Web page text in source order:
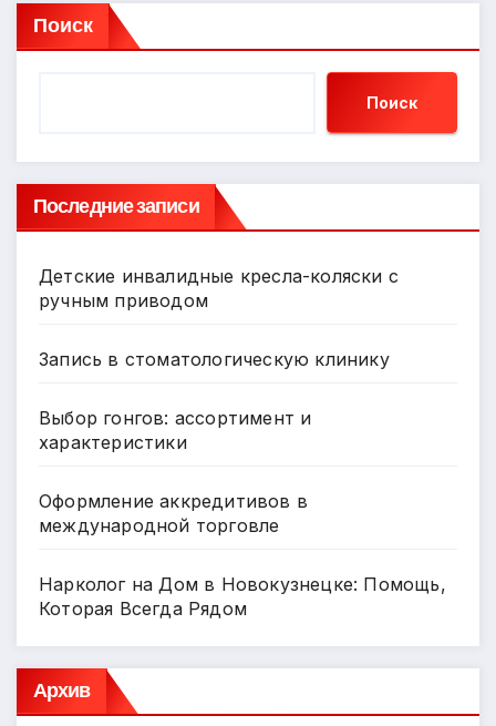
Поиск
Поиск
Последние записи
Детские инвалидные кресла-коляски с
ручным приводом
Запись в стоматологическую клинику
Выбор гонгов: ассортимент и
характеристики
Оформление аккредитивов в
международной торговле
Нарколог на Дом в Новокузнецке: Помощь,
Которая Всегда Рядом
Архив